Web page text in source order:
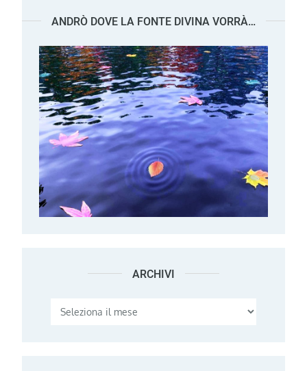
ANDRÒ DOVE LA FONTE DIVINA VORRÀ…
ARCHIVI Archivi